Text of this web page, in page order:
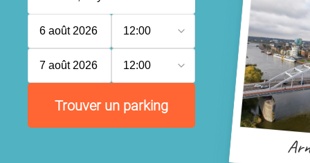
6 août 2026 12:00
7 août 2026 12:00
Trouver un parking